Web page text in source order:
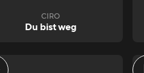
CIRO
Du bist weg